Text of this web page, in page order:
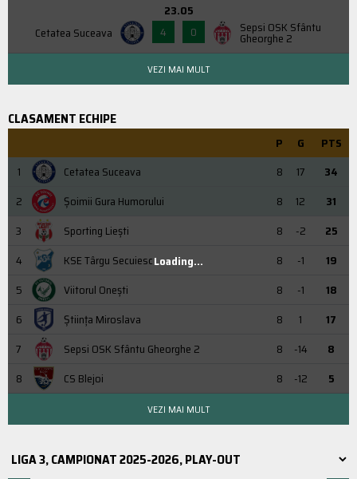
Cetatea Suceava
23.05
4
0 Sepsi OSK Sfântu
Gheorghe 2
VEZI MAI MULT
CLASAMENT ECHIPE
P G
PTS
1
Cetatea Suceava 8 17
34
2
Şoimii Gura Humorului 8 12
31
3
Sporting Liești 8 -2
25
4
KSE Târgu Secuiesc 8 -1
19
5
Viitorul Onești 8 -1
18
6
Știința Miroslava 8 1
17
7
Sepsi OSK Sfântu Gheorghe 2 8 -14
8
8
CS Blejoi 8 -12 5
Loading...
VEZI MAI MULT